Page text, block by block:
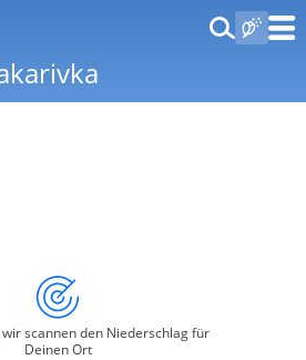
scannen den Niederschlag für
Deinen Ort